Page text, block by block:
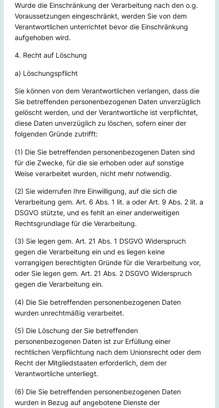
Wurde die Einschränkung der Verarbeitung nach den o.g.
Voraussetzungen eingeschränkt, werden Sie von dem
Verantwortlichen unterrichtet bevor die Einschränkung
aufgehoben wird.
4. Recht auf Löschung
a) Löschungspflicht
Sie können von dem Verantwortlichen verlangen, dass die
Sie betreffenden personenbezogenen Daten unverzüglich
gelöscht werden, und der Verantwortliche ist verpflichtet,
diese Daten unverzüglich zu löschen, sofern einer der
folgenden Gründe zutrifft:
(1) Die Sie betreffenden personenbezogenen Daten sind
für die Zwecke, für die sie erhoben oder auf sonstige
Weise verarbeitet wurden, nicht mehr notwendig.
(2) Sie widerrufen Ihre Einwilligung, auf die sich die
Verarbeitung gem. Art. 6 Abs. 1 lit. a oder Art. 9 Abs. 2 lit. a
DSGVO stützte, und es fehlt an einer anderweitigen
Rechtsgrundlage für die Verarbeitung.
(3) Sie legen gem. Art. 21 Abs. 1 DSGVO Widerspruch
gegen die Verarbeitung ein und es liegen keine
vorrangigen berechtigten Gründe für die Verarbeitung vor,
oder Sie legen gem. Art. 21 Abs. 2 DSGVO Widerspruch
gegen die Verarbeitung ein.
(4) Die Sie betreffenden personenbezogenen Daten
wurden unrechtmäßig verarbeitet.
(5) Die Löschung der Sie betreffenden
personenbezogenen Daten ist zur Erfüllung einer
rechtlichen Verpflichtung nach dem Unionsrecht oder dem
Recht der Mitgliedstaaten erforderlich, dem der
Verantwortliche unterliegt.
(6) Die Sie betreffenden personenbezogenen Daten
wurden in Bezug auf angebotene Dienste der